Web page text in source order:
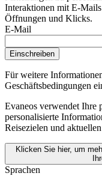
Interaktionen mit E-
Öffnungen und Klicks.
E-Mail
Einschreiben
Für weitere
Geschäftsbedingungen
Evaneos verwendet Ihre
personalisierte
Reisezielen und
Klicken Sie hier, um
Sprachen